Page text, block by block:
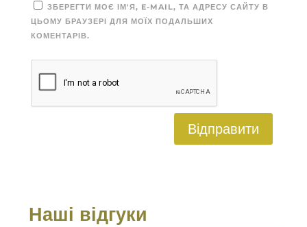
ЗБЕРЕГТИ МОЄ ІМ'Я, E-MAIL, ТА АДРЕСУ САЙТУ В
ЦЬОМУ БРАУЗЕРІ ДЛЯ МОЇХ ПОДАЛЬШИХ
КОМЕНТАРІВ.
Відправити
Наші відгуки